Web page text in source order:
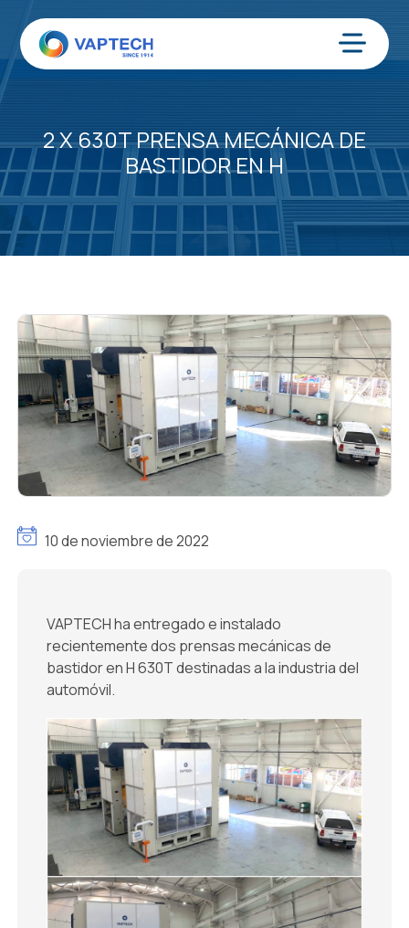
contenido
Menú
2 X 630T PRENSA MECÁNICA DE
BASTIDOR EN H
10 de noviembre de 2022
VAPTECH ha entregado e instalado
recientemente dos prensas mecánicas de
bastidor en H 630T destinadas a la industria del
automóvil.